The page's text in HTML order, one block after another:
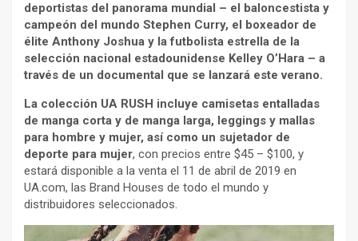
deportistas del panorama mundial – el baloncestista y
campeón del mundo Stephen Curry, el boxeador de
élite Anthony Joshua y la futbolista estrella de la
selección nacional estadounidense Kelley O’Hara – a
través de un documental que se lanzará este verano.
La colección UA RUSH incluye camisetas entalladas
de manga corta y de manga larga, leggings y mallas
para hombre y mujer, así como un sujetador de
deporte para mujer, con precios entre $45 – $100, y
estará disponible a la venta el 11 de abril de 2019 en
UA.com, las Brand Houses de todo el mundo y
distribuidores seleccionados.